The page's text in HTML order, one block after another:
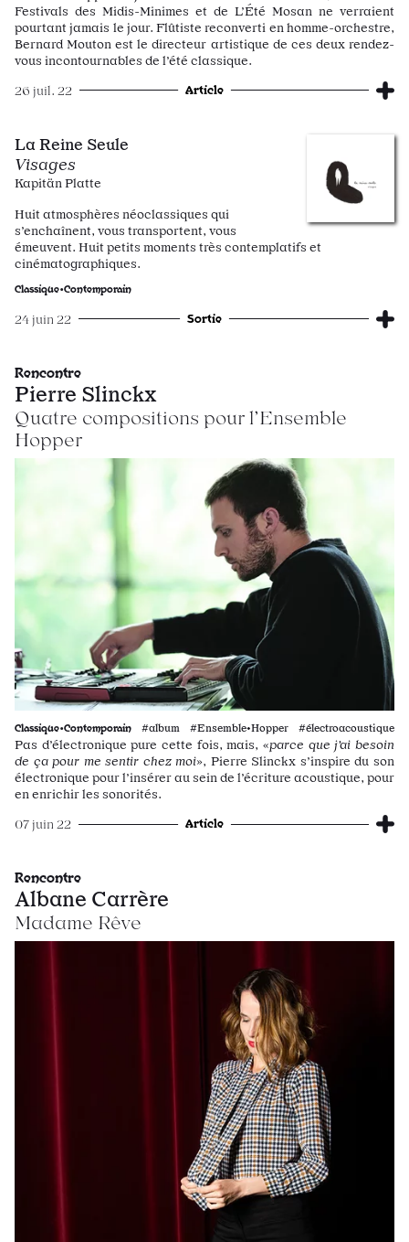
Festivals des Midis-Minimes et de L’Été Mosan ne verraient
pourtant jamais le jour. Flûtiste reconverti en homme-orchestre,
Bernard Mouton est le directeur artistique de ces deux rendez-
vous incontournables de l’été classique.
26 juil. 22 Article
La Reine Seule
Visages
Kapitän Platte
Huit atmosphères néoclassiques qui
s’enchaînent, vous transportent, vous
émeuvent. Huit petits moments très contemplatifs et
cinématographiques.
Classique•Contemporain
24 juin 22 Sortie
Rencontre
Pierre Slinckx
Quatre compositions pour l’Ensemble
Hopper
Classique•Contemporain #album #Ensemble•Hopper #électroacoustique
Pas d’électronique pure cette fois, mais, «parce que j’ai besoin
de ça pour me sentir chez moi», Pierre Slinckx s’inspire du son
électronique pour l’insérer au sein de l’écriture acoustique, pour
en enrichir les sonorités.
07 juin 22 Article
Rencontre
Albane Carrère
Madame Rêve